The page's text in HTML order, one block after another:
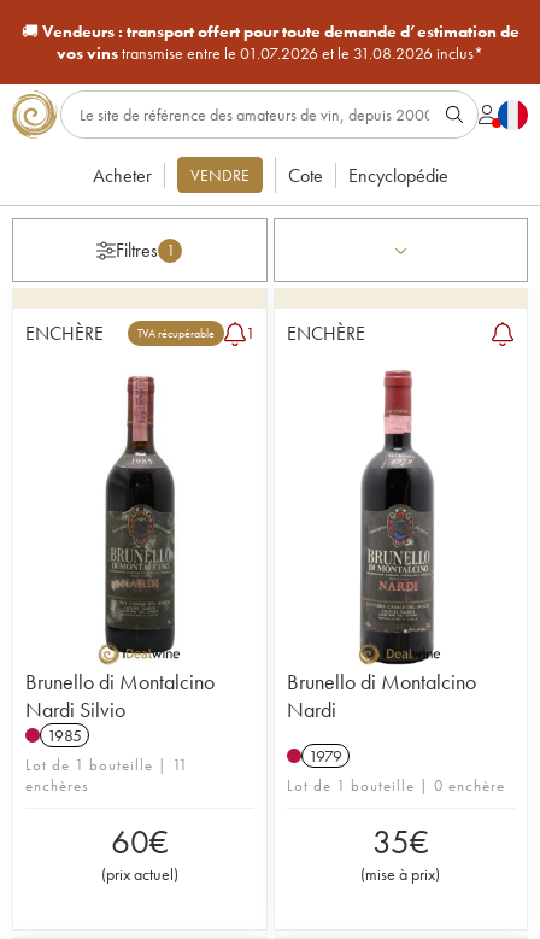
🚚Vendeurs : transport offert pour toute demande d’estimation de
vos vinstransmise entre le 01.07.2026 et le 31.08.2026 inclus*
Acheter VENDRE Cote Encyclopédie
Filtres 1
ENCHÈRE TVA récupérable 1
Brunello di Montalcino
Nardi Silvio
1985
Lot de 1 bouteille | 11
enchères
60€
(prix actuel)
ENCHÈRE
Brunello di Montalcino
Nardi
1979
Lot de 1 bouteille | 0 enchère
35€
(mise à prix)